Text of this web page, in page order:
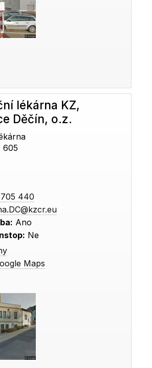
lékárna KZ,
Děčín, o.z.
605
440
Ano
Ne
Maps